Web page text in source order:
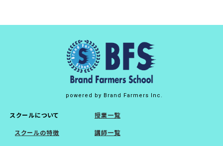
powered by Brand Farmers Inc.
スクールについて
スクールの特徴
授業一覧
講師一覧